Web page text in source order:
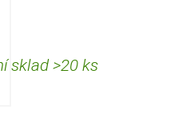
sklad >20 ks